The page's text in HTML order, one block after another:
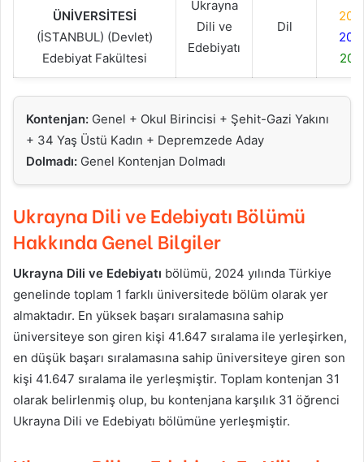
ÜNİVERSİTESİ
(İSTANBUL) (Devlet)
Edebiyat Fakültesi
Ukrayna
Dili ve
Edebiyatı
Dil
Kontenjan: Genel + Okul Birincisi + Şehit-Gazi Yakını
+ 34 Yaş Üstü Kadın + Depremzede Aday
Dolmadı: Genel Kontenjan Dolmadı
Ukrayna Dili ve Edebiyatı Bölümü
Hakkında Genel Bilgiler
Ukrayna Dili ve Edebiyatı bölümü, 2024 yılında Türkiye
genelinde toplam 1 farklı üniversitede bölüm olarak yer
almaktadır. En yüksek başarı sıralamasına sahip
üniversiteye son giren kişi 41.647 sıralama ile yerleşirken,
en düşük başarı sıralamasına sahip üniversiteye giren son
kişi 41.647 sıralama ile yerleşmiştir. Toplam kontenjan 31
olarak belirlenmiş olup, bu kontenjana karşılık 31 öğrenci
Ukrayna Dili ve Edebiyatı bölümüne yerleşmiştir.